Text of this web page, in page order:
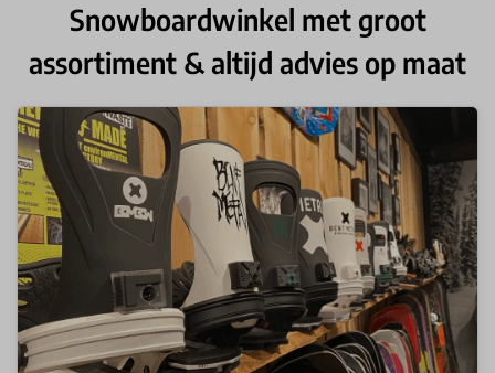
Snowboardwinkel met groot
assortiment & altijd advies op maat